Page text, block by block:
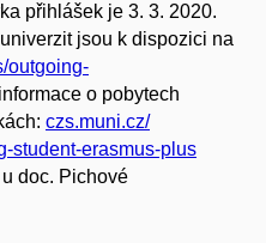
přihlášek je 3. 3. 2020.
jsou k dispozici na
outgoing-
o pobytech
czs.muni.cz/
erasmus-plus
doc. Pichové